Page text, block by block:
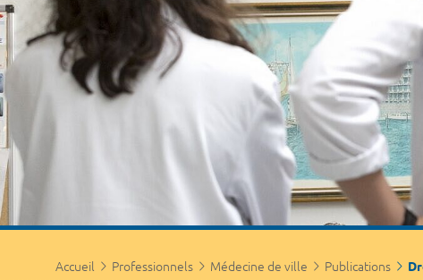
Accueil Professionnels Médecine de ville Publications